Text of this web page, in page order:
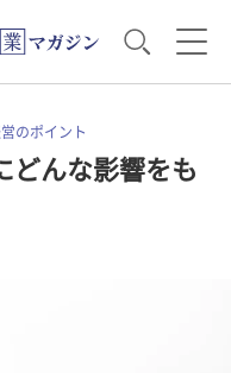
営・経営のポイント
のポイント
どんな影響をも